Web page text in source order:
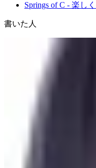
Springs of C - 楽し
書いた人